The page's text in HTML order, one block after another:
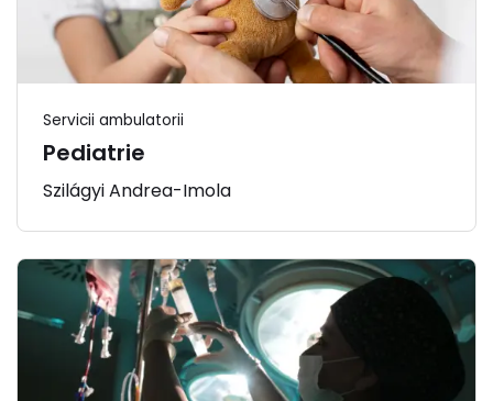
Servicii ambulatorii
Pediatrie
Szilágyi Andrea-Imola